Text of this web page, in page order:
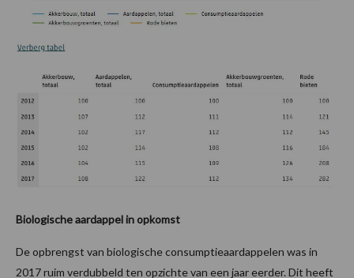
Biologische aardappel in opkomst
De opbrengst van biologische consumptieaardappelen was in
2017 ruim verdubbeld ten opzichte van een jaar eerder. Dit heeft